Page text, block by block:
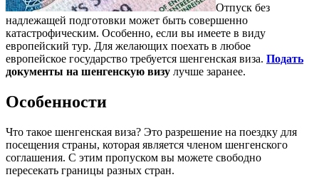
Отпуск без
надлежащей подготовки может быть совершенно
катастрофическим. Особенно, если вы имеете в виду
европейский тур. Для желающих поехать в любое
европейское государство требуется шенгенская виза. Подать
документы на шенгенскую визу лучше заранее.
Особенности
Что такое шенгенская виза? Это разрешение на поездку для
посещения страны, которая является членом шенгенского
соглашения. С этим пропуском вы можете свободно
пересекать границы разных стран.